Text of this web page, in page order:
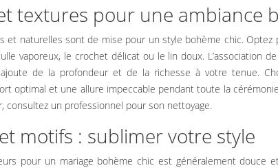
textures pour une ambiance
et naturelles sont de mise pour un style bohème chic. Optez
vaporeux, le crochet délicat ou le lin doux. L’association
de la profondeur et de la richesse à votre tenue.
optimal et une allure impeccable pendant toute la
consultez un professionnel pour son nettoyage.
motifs : sublimer votre style
pour un mariage bohème chic est généralement douce